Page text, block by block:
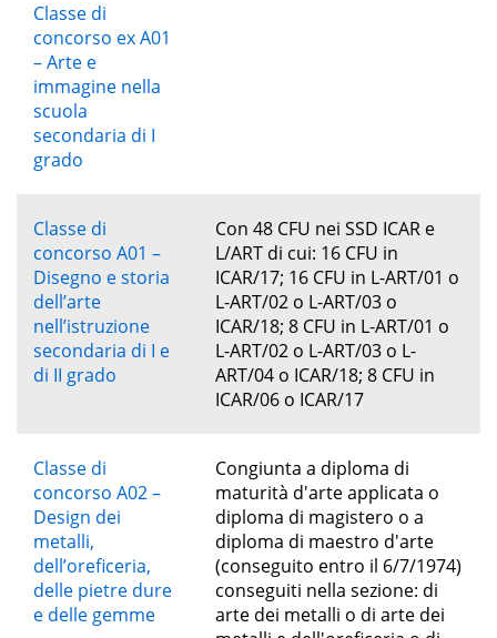
Classe di
concorso ex A01
– Arte e
immagine nella
scuola
secondaria di I
grado
Classe di
concorso A01 –
Disegno e storia
dell’arte
nell’istruzione
secondaria di I e
di II grado
Con 48 CFU nei SSD ICAR e
L/ART di cui: 16 CFU in
ICAR/17; 16 CFU in L-ART/01 o
L-ART/02 o L-ART/03 o
ICAR/18; 8 CFU in L-ART/01 o
L-ART/02 o L-ART/03 o L-
ART/04 o ICAR/18; 8 CFU in
ICAR/06 o ICAR/17
Classe di
concorso A02 –
Design dei
metalli,
dell’oreficeria,
delle pietre dure
e delle gemme
Congiunta a diploma di
maturità d'arte applicata o
diploma di magistero o a
diploma di maestro d'arte
(conseguito entro il 6/7/1974)
conseguiti nella sezione: di
arte dei metalli o di arte dei